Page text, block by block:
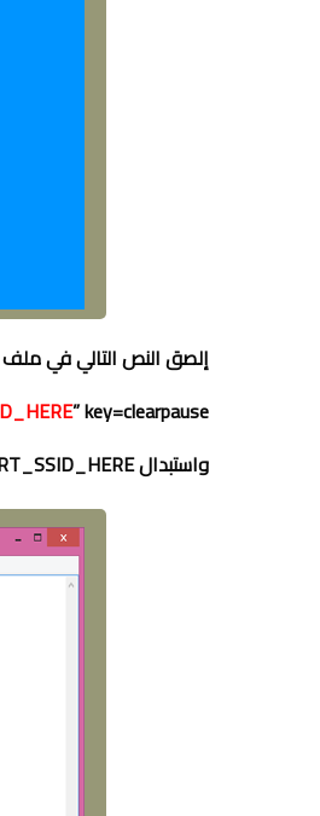
إلصق النص التالي في
” key=clearpause
واستبدال INSERT_SSID_HERE مع اسم شبكة واي فاي الخاص بك (حافظ على علامات الاقتباس)